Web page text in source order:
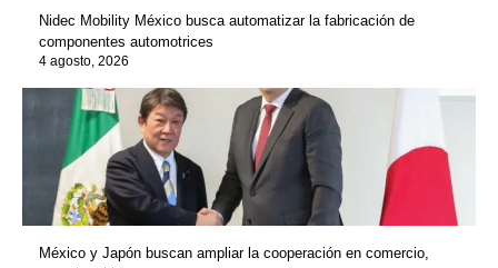
Nidec Mobility México busca automatizar la fabricación de
componentes automotrices
4 agosto, 2026
México y Japón buscan ampliar la cooperación en comercio,